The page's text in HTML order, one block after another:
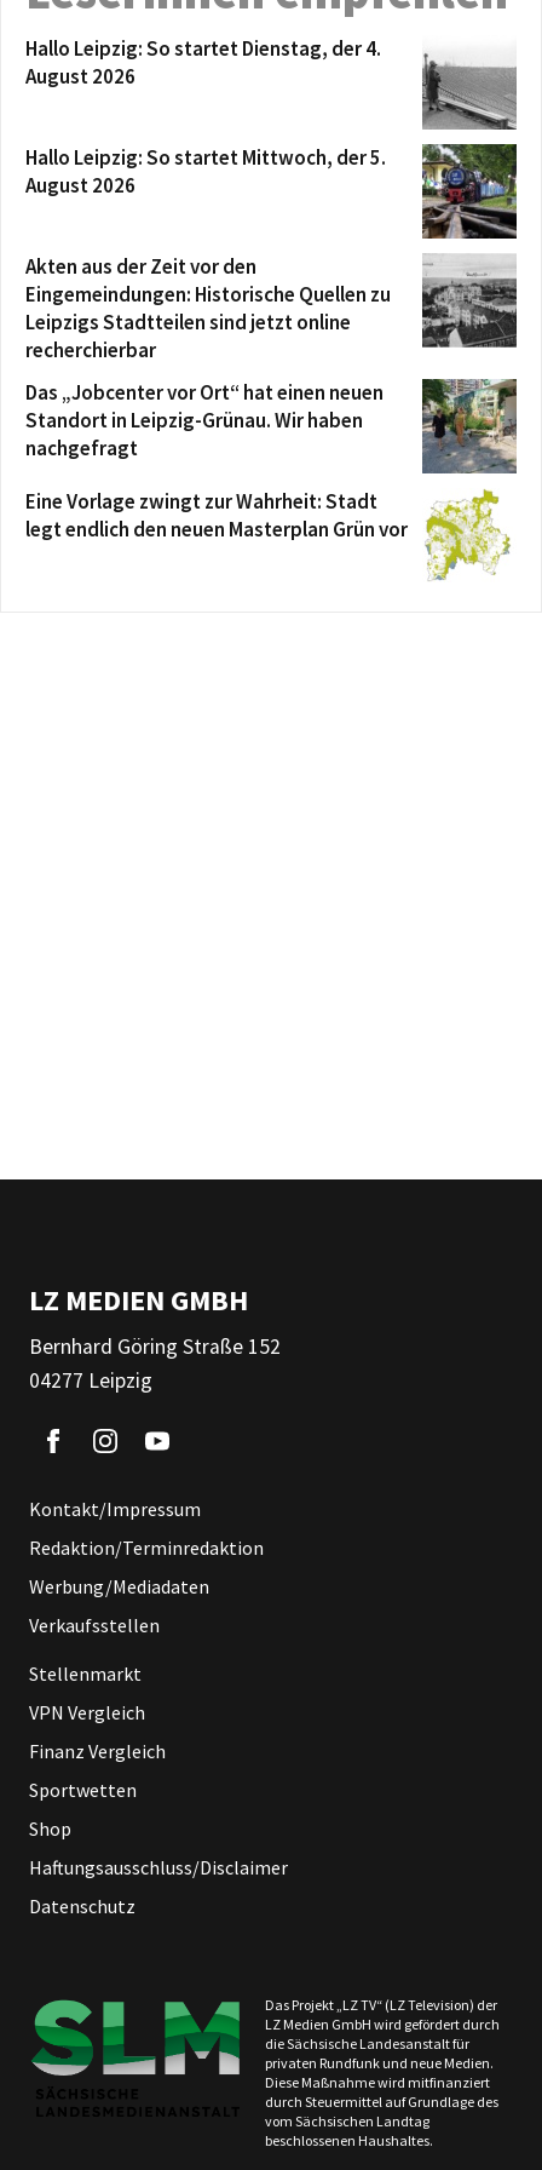
Hallo Leipzig: So startet Dienstag, der 4.
August 2026
Hallo Leipzig: So startet Mittwoch, der 5.
August 2026
Akten aus der Zeit vor den
Eingemeindungen: Historische Quellen zu
Leipzigs Stadtteilen sind jetzt online
recherchierbar
Das „Jobcenter vor Ort“ hat einen neuen
Standort in Leipzig-Grünau. Wir haben
nachgefragt
Eine Vorlage zwingt zur Wahrheit: Stadt
legt endlich den neuen Masterplan Grün vor
LZ MEDIEN GMBH
Bernhard Göring Straße 152
04277 Leipzig
Kontakt/Impressum
Redaktion/Terminredaktion
Werbung/Mediadaten
Verkaufsstellen
Stellenmarkt
VPN Vergleich
Finanz Vergleich
Sportwetten
Shop
Haftungsausschluss/Disclaimer
Datenschutz
Das Projekt „LZ TV“ (LZ Television) der
LZ Medien GmbH wird gefördert durch
die Sächsische Landesanstalt für
privaten Rundfunk und neue Medien.
Diese Maßnahme wird mitfinanziert
durch Steuermittel auf Grundlage des
vom Sächsischen Landtag
beschlossenen Haushaltes.